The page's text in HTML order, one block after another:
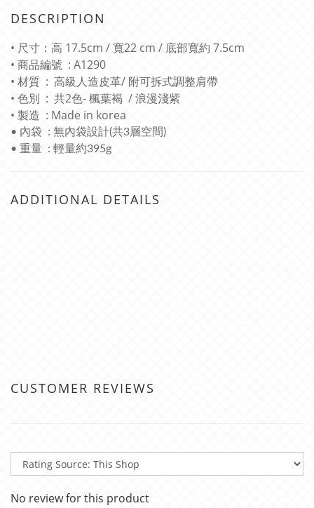
DESCRIPTION
• 尺寸：高 17.5cm / 寬22 cm / 底部寬約 7.5cm
• 商品編號 : A1290
• 材質 : 高級人造皮革/ 附可拆式調整肩帶
• 色別 : 共2色- 楓葉褐 / 浪漫淺紫
• 製造 : Made in korea
• 內袋 : 無內袋設計(共3層空間)
• 重量 : 輕量約395g
ADDITIONAL DETAILS
CUSTOMER REVIEWS
No review for this product